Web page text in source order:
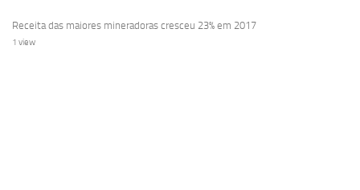
Receita das maiores mineradoras cresceu 23% em 2017
1 view